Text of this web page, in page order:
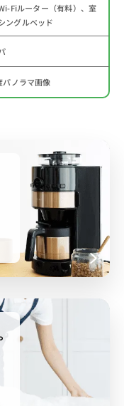
Fiルーター（有料）、室
ングルベッド
パノラマ画像